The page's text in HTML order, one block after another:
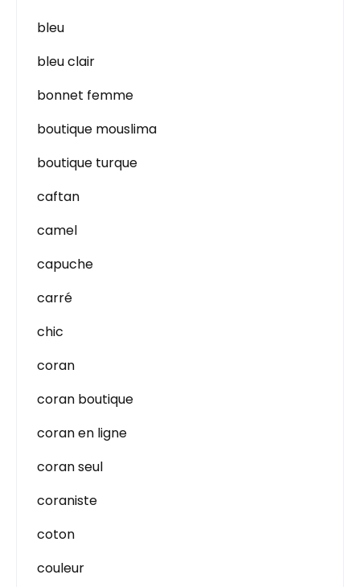
bleu
bleu clair
bonnet femme
boutique mouslima
boutique turque
caftan
camel
capuche
carré
chic
coran
coran boutique
coran en ligne
coran seul
coraniste
coton
couleur